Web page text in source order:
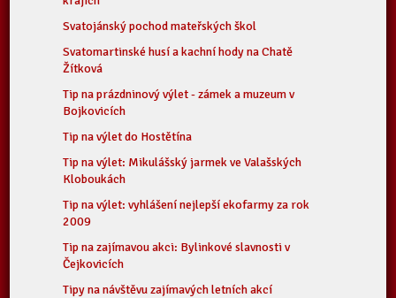
Svatojánský pochod mateřských škol
Svatomartinské husí a kachní hody na Chatě
Žítková
Tip na prázdninový výlet - zámek a muzeum v
Bojkovicích
Tip na výlet do Hostětína
Tip na výlet: Mikulášský jarmek ve Valašských
Kloboukách
Tip na výlet: vyhlášení nejlepší ekofarmy za rok
2009
Tip na zajímavou akci: Bylinkové slavnosti v
Čejkovicích
Tipy na návštěvu zajímavých letních akcí